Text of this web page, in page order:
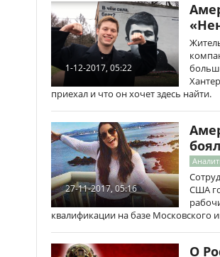
1-12-2017, 05:22
приехал и что он хочет здесь найти.
27-11-2017, 05:16
США
квалификации на базе
О